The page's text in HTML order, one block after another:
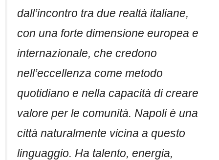
dall’incontro tra due realtà italiane,
con una forte dimensione europea e
internazionale, che credono
nell’eccellenza come metodo
quotidiano e nella capacità di creare
valore per le comunità. Napoli è una
città naturalmente vicina a questo
linguaggio. Ha talento, energia,